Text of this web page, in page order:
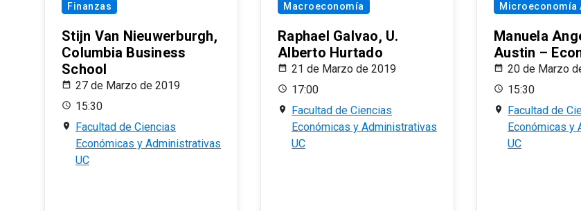
Finanzas
Stijn Van Nieuwerburgh,
Columbia Business
School
27 de Marzo de 2019
15:30
Facultad de Ciencias
Económicas y Administrativas
UC
Macroeconomía
Raphael Galvao, U.
Alberto Hurtado
21 de Marzo de 2019
17:00
Facultad de Ciencias
Económicas y Administrativas
UC
Microeconomía
Manuela
Austin –
20 de Marzo
15:30
Facultad de
Económicas y
UC